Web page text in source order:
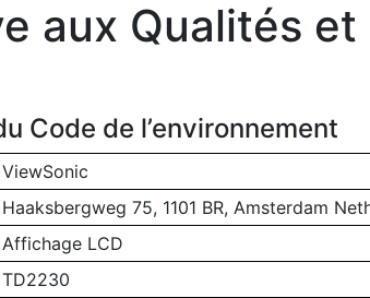
aux Qualités
Code de l’environnement
ViewSonic
Haaksbergweg 75, 1101 BR, Amsterdam
Affichage LCD
TD2230